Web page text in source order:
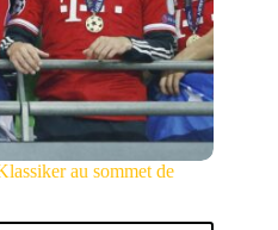
au sommet de